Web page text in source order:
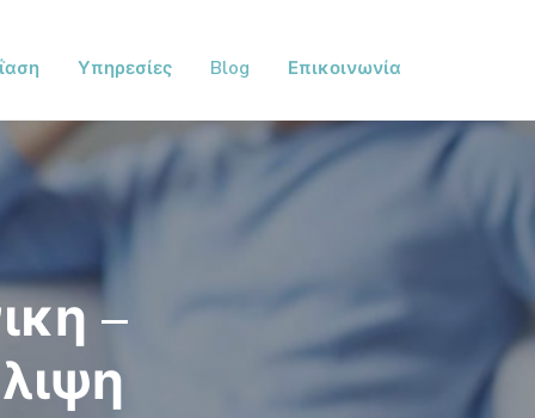
Υπηρεσίες Blog Επικοινωνία
–